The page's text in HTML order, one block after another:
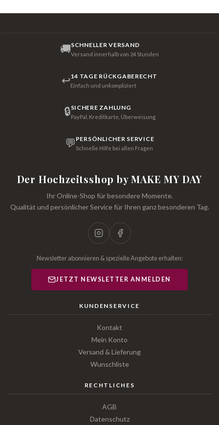
🚚SCHNELLER VERSAND
Versand innerhalb von 24 Stunden
↩14 TAGE RÜCKGABERECHT
Einfach und unkompliziert
🔒SICHERE ZAHLUNG
PayPal, Kreditkarte, Überweisung
💬 PERSÖNLICHER SERVICE
Schnelle Hilfe bei allen Fragen
Der Hochzeitsshop by MAKE MY DAY
Ihr Online-Shop für besondere Momente.
Qualität und persönlicher Service für Ihren ganz besonderen Tag.
Newsletter abonnieren & spezielle Angebote erhalten:
JETZT NEWSLETTER ANMELDEN
KUNDENSERVICE
Kontakt
Mein Konto
Versand & Lieferung
Wunschliste
RECHTLICHES
AGB
Datenschutz